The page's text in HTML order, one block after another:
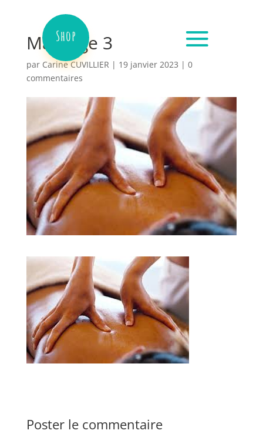
Shop
Massage 3
par Carine CUVILLIER | 19 janvier 2023 | 0
commentaires
Poster le commentaire